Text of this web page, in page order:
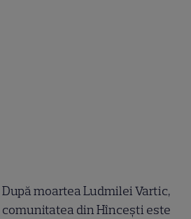
După moartea Ludmilei Vartic,
comunitatea din Hîncești este